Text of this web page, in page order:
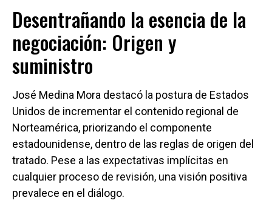
Desentrañando la esencia de la
negociación: Origen y
suministro
José Medina Mora destacó la postura de Estados
Unidos de incrementar el contenido regional de
Norteamérica, priorizando el componente
estadounidense, dentro de las reglas de origen del
tratado. Pese a las expectativas implícitas en
cualquier proceso de revisión, una visión positiva
prevalece en el diálogo.